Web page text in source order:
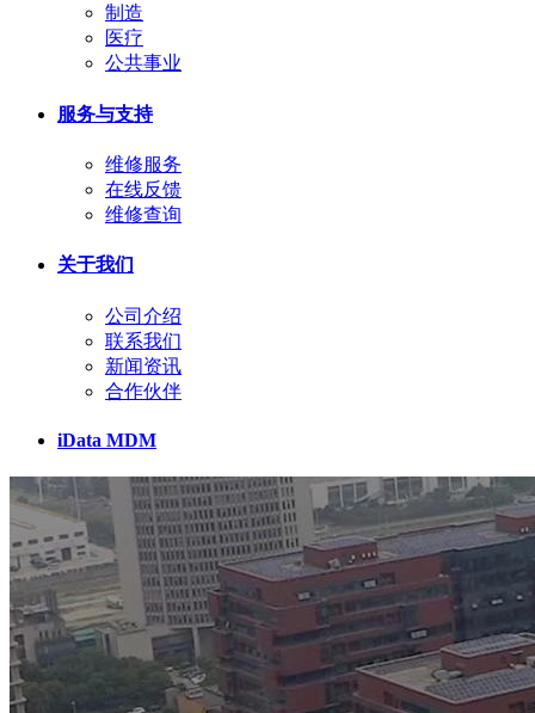
制造
医疗
公共事业
服务与支持
维修服务
在线反馈
维修查询
关于我们
公司介绍
联系我们
新闻资讯
合作伙伴
iData MDM